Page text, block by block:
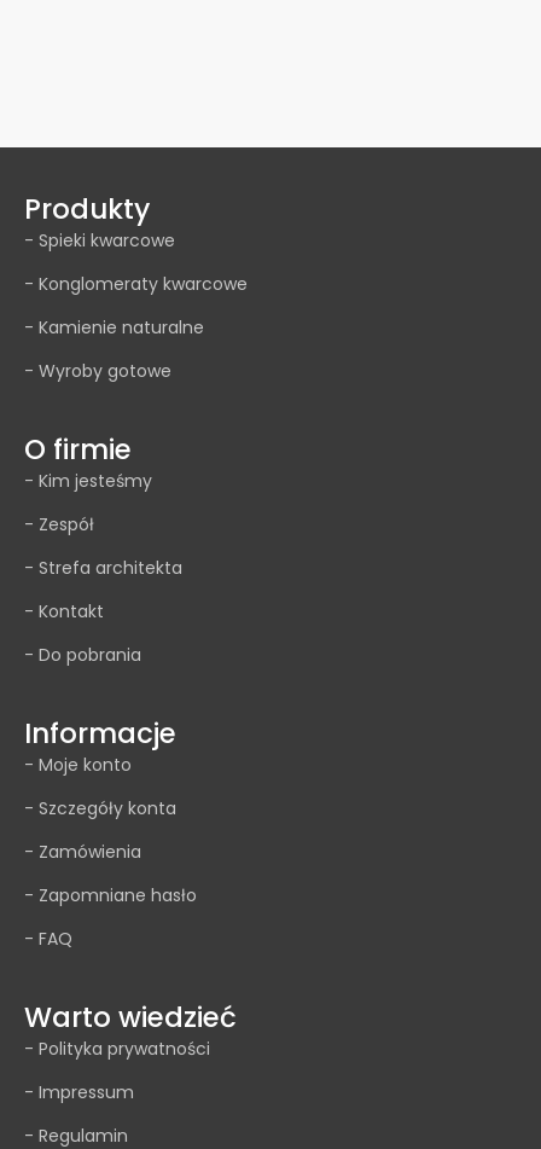
Produkty
- Spieki kwarcowe
- Konglomeraty kwarcowe
- Kamienie naturalne
- Wyroby gotowe
O firmie
- Kim jesteśmy
- Zespół
- Strefa architekta
- Kontakt
- Do pobrania
Informacje
- Moje konto
- Szczegóły konta
- Zamówienia
- Zapomniane hasło
- FAQ
Warto wiedzieć
- Polityka prywatności
- Impressum
- Regulamin